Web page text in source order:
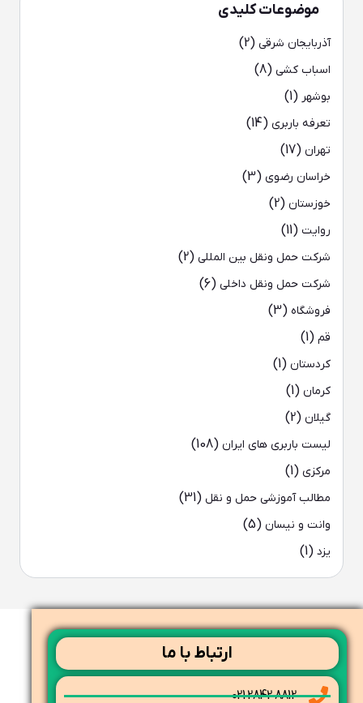
موضوعات کلیدی
آذربایجان شرقی (2)
اسباب کشی (8)
بوشهر (1)
تعرفه باربری (14)
تهران (17)
خراسان رضوی (3)
خوزستان (2)
روایت (11)
شرکت حمل ونقل بین المللی (2)
شرکت حمل ونقل داخلی (6)
فروشگاه (3)
قم (1)
کردستان (1)
کرمان (1)
گیلان (2)
لیست باربری های ایران (108)
مرکزی (1)
مطالب آموزشی حمل و نقل (31)
وانت و نیسان (5)
یزد (1)
ارتباط با ما
8812 2842 021